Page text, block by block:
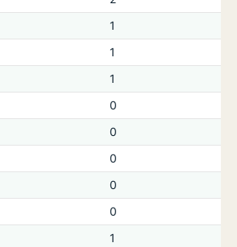
1
1
1
0
0
0
0
0
1